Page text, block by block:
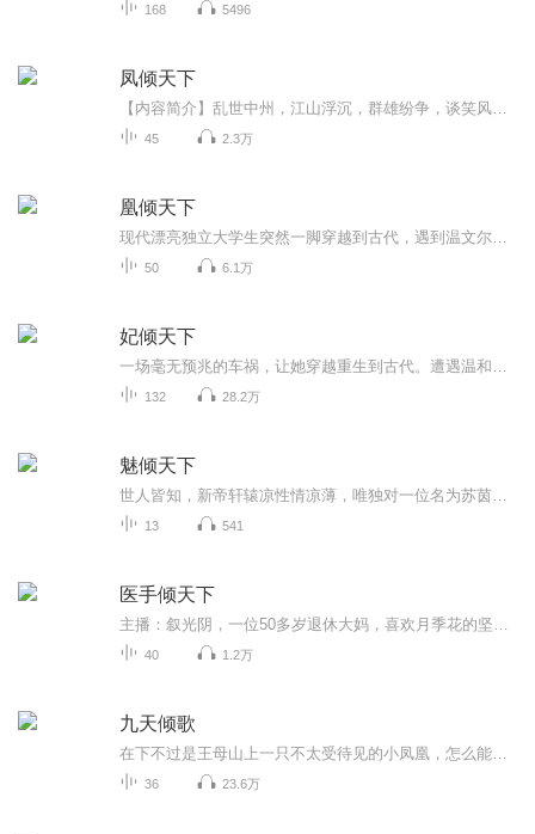
168 5496
凤倾天下
45 2.3万
凰倾天下
50 6.1万
妃倾天下
132 28.2万
魅倾天下
13 541
医手倾天下
40 1.2万
九天倾歌
36 23.6万